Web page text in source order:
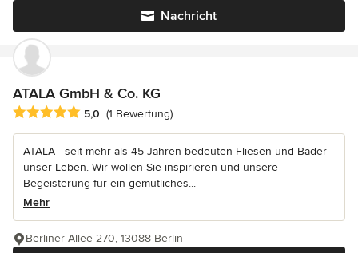
Nachricht
ATALA GmbH & Co. KG
Durchschnittliche Bewertung: 5 von 5 Sternen
5,0 (1 Bewertung)
ATALA - seit mehr als 45 Jahren bedeuten Fliesen und Bäder
unser Leben. Wir wollen Sie inspirieren und unsere
Begeisterung für ein gemütliches...
Mehr
Berliner Allee 270, 13088 Berlin